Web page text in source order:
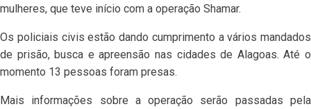
mulheres, que teve início com a operação Shamar.
Os policiais civis estão dando cumprimento a vários mandados
de prisão, busca e apreensão nas cidades de Alagoas. Até o
momento 13 pessoas foram presas.
Mais informações sobre a operação serão passadas pela